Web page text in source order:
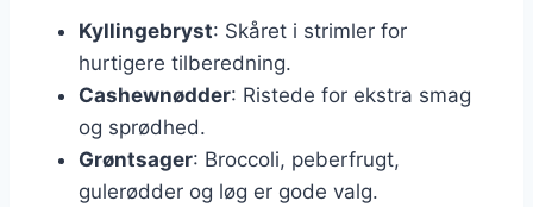
Kyllingebryst: Skåret i strimler for
hurtigere tilberedning.
Cashewnødder: Ristede for ekstra smag
og sprødhed.
Grøntsager: Broccoli, peberfrugt,
gulerødder og løg er gode valg.